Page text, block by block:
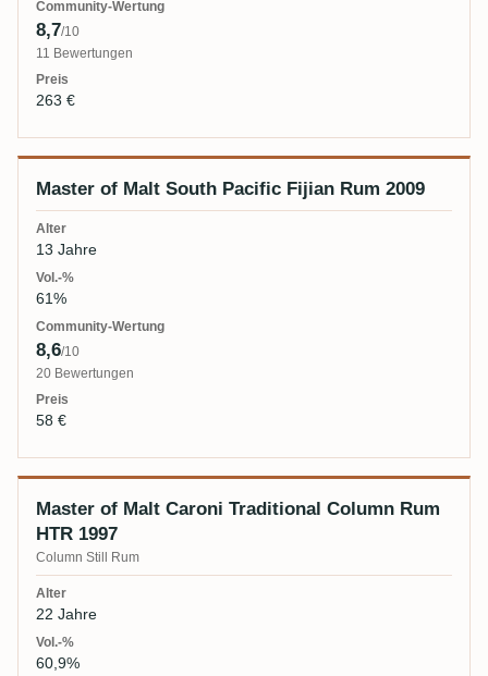
8,7/10
11 Bewertungen
263 €
Master of Malt South Pacific Fijian Rum 2009
13 Jahre
61%
8,6/10
20 Bewertungen
58 €
Master of Malt Caroni Traditional Column Rum
HTR 1997
Column Still Rum
22 Jahre
60,9%